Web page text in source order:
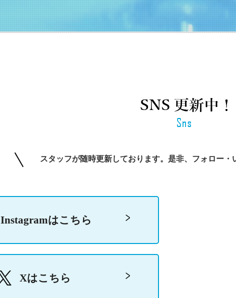
スタッフが随時更新しております。 是非、フォロー・
Instagramはこちら
Xはこちら